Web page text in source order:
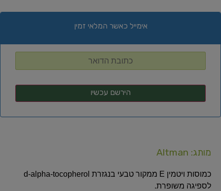
אימייל כאשר המלאי זמין
מותג: Altman
כמוסות ויטמין E ממקור טבעי בנגזרת d-alpha-tocopherol
לספיגה משופרת.